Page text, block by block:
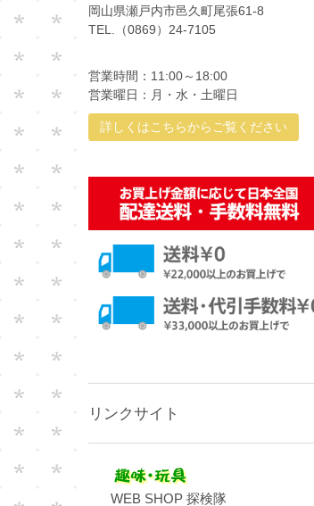
岡山県瀬戸内市邑久町尾張61-8
TEL.（0869）24-7105
営業時間：11:00～18:00
営業曜日：月・水・土曜日
詳しくはこちらからご覧ください
リンクサイト
WEB SHOP 探検隊